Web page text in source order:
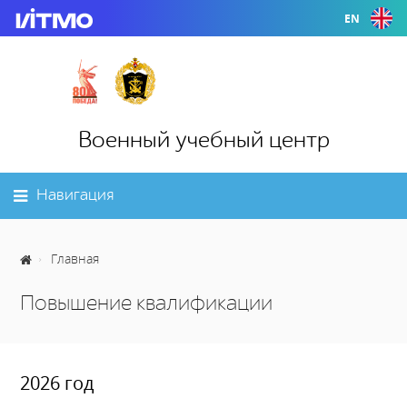
EN
Военный учебный центр
Навигация
Главная
Повышение квалификации
2026 год